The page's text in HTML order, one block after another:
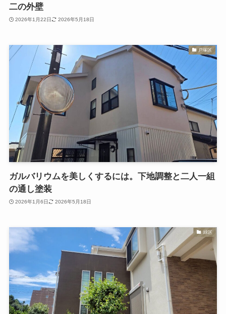
二の外壁
2026年1月22日 2026年5月18日
戸塚区
ガルバリウムを美しくするには。下地調整と二人一組
の通し塗装
2026年1月6日 2026年5月18日
緑区